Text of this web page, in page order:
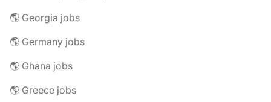
🌎 Georgia jobs
🌎 Germany jobs
🌎 Ghana jobs
🌎 Greece jobs